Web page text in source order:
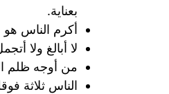
بعناية.
أكرم الناس
لا أبالغ ولا
من أوجه ظلم
الناس ثلاثة